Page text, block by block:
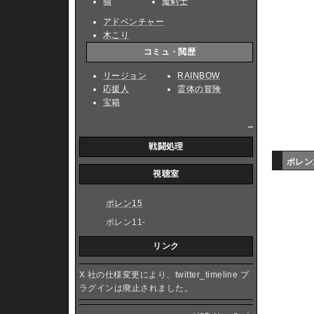
ポレ
アドベンチャー
木こり
コミュ・閲歴
リージョン
応援人
宝箱
RAINBOW
霊体の冒険
戦闘処理
視聴室
ポレン15
ポレン11-
リンク
X 社の仕様変更により、twitter_timeline プ
ラグインは廃止されました。